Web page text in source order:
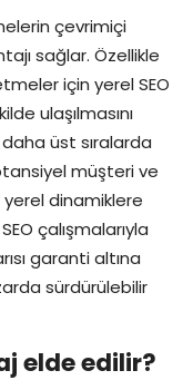
çevrimiçi
sağlar. Özellikle
için yerel SEO
ulaşılmasını
üst sıralarda
müşteri ve
dinamiklere
çalışmalarıyla
garanti altına
sürdürülebilir
elde edilir?